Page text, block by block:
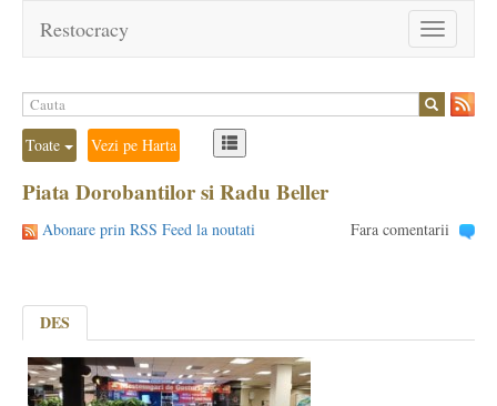
Toggle
navigation
Restocracy
Toate Vezi pe Harta
Piata Dorobantilor si Radu Beller
Abonare prin RSS Feed la noutati Fara comentarii
DES